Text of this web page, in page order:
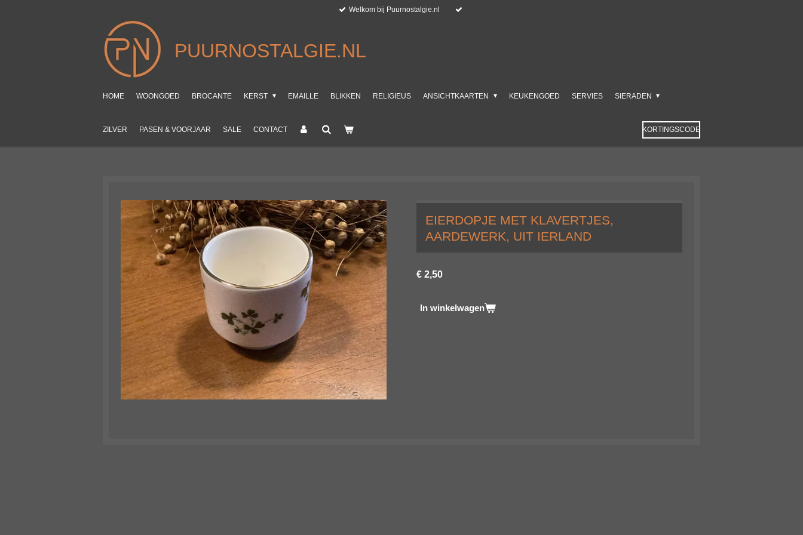
Welkom bij Puurnostalgie.nl
PUURNOSTALGIE.NL
HOME WOONGOED BROCANTE KERST EMAILLE BLIKKEN RELIGIEUS ANSICHTKAARTEN KEUKENGOED SERVIES SIERADEN
ZILVER PASEN & VOORJAAR SALE CONTACT KORTINGSCODE
EIERDOPJE MET KLAVERTJES,
AARDEWERK, UIT IERLAND
€ 2,50
In winkelwagen